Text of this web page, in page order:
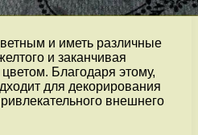
и иметь различные
и заканчивая
Благодаря этому,
для декорирования
внешнего